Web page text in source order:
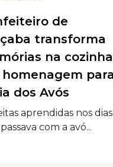
violenta:
com machado e
termina com
em Herval
balas de borracha e
conter...